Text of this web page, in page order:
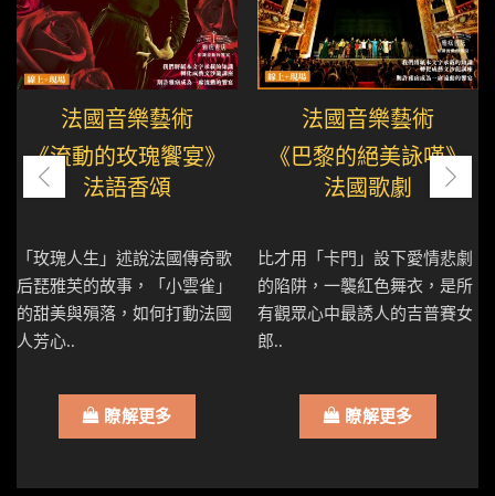
法國音樂藝術
《流動的玫瑰饗宴》
法語香頌
「玫瑰人生」述說法國傳奇歌
后琵雅芙的故事，「小雲雀」
的甜美與殞落，如何打動法國
人芳心..
瞭解更多
法國音樂藝術
《巴黎的絕美詠嘆》
法國歌劇
比才用「卡門」設下愛情悲劇
的陷阱，一襲紅色舞衣，是所
有觀眾心中最誘人的吉普賽女
郎..
瞭解更多